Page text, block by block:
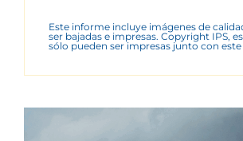
Este informe incluye imágenes de
ser bajadas e impresas. Copyright IPS,
sólo pueden ser impresas junto con